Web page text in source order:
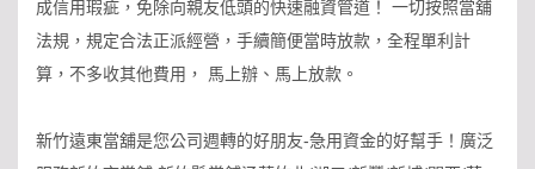
成信用瑕疵，免除向親友低頭的快速融資管道！ 一切按照當舖
法規，規定合法正派經營，手續簡便當時放款，全程單利計
算，不多收其他費用， 馬上辦、馬上放款。
新竹遠東當舖是您公司週轉的好朋友-急用資金的好幫手！廣泛